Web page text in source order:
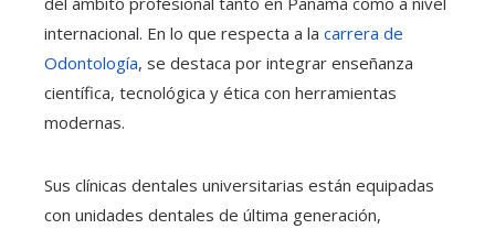
internacional. En lo que respecta a la carrera de
Odontología, se destaca por integrar enseñanza
científica, tecnológica y ética con herramientas
modernas.
Sus clínicas dentales universitarias están equipadas
con unidades dentales de última generación,